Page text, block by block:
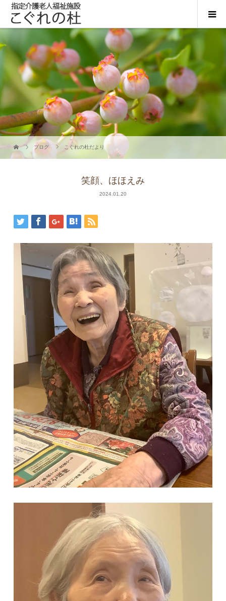
ブログ こぐれの杜だより
笑顔、ほほえみ
2024.01.20